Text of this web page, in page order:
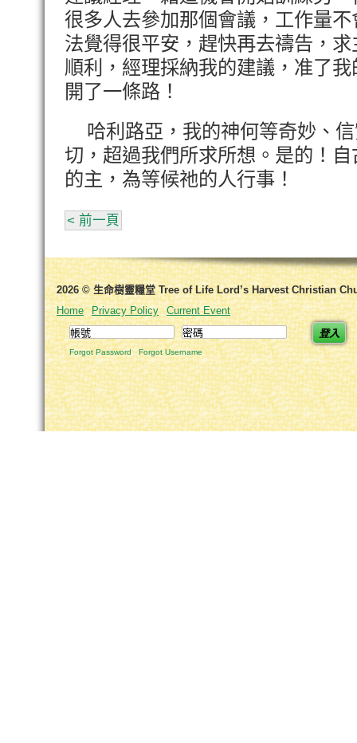
很多人去參加那個會議，工作量
法覺得很平安，趕快再去禱告，
順利，經理採納我的建議，准了
開了一條路！
哈利路亞，我的神何等奇妙、
切，超過我們所求所想。是的！
的主，為等候祂的人行事！
< 前一頁
2026 © 生命樹靈糧堂 Tree of Life Lord’s Harvest Christian
Home
Privacy Policy
Current Event
登入
Forgot Password Forgot Username